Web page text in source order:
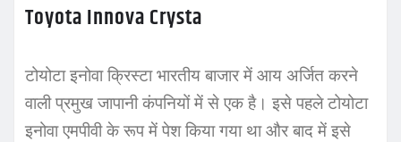
Toyota Innova Crysta
टोयोटा इनोवा क्रिस्टा भारतीय बाजार में आय अर्जित करने
वाली प्रमुख जापानी कंपनियों में से एक है। इसे पहले टोयोटा
इनोवा एमपीवी के रूप में पेश किया गया था और बाद में इसे